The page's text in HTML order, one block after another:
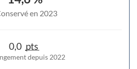
en 2023
0,0 pts
depuis 2022